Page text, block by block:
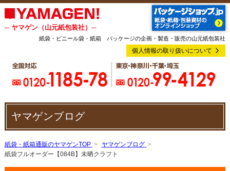
─ ヤマゲン（山元紙包装社）─
紙袋・ビニール袋・紙箱 パッケージの企画・製造・販売の山元紙包装社
個人情報の取り扱いについて
ヤマゲンブログ
紙袋・紙箱通販のヤマゲンTOP
ヤマゲンブログ
紙袋フルオーダー【084B】未晒クラフト